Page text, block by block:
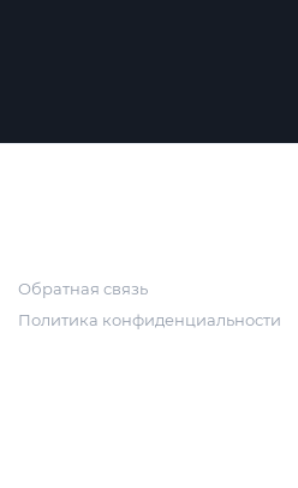
Обратная связь
Политика конфиденциальности